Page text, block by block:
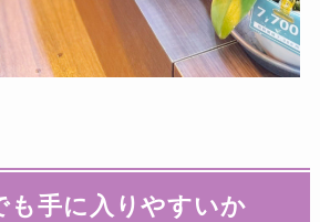
も手に入りやすいか